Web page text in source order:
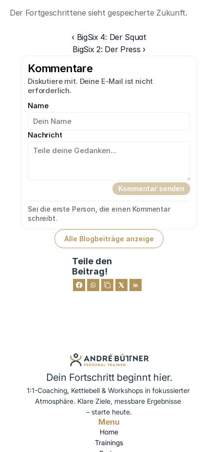
Der Fortgeschrittene sieht gespeicherte Zukunft.
‹ BigSix 4: Der Squat
BigSix 2: Der Press ›
Kommentare
Diskutiere mit. Deine E-Mail ist nicht
erforderlich.
Name
Nachricht
Kommentar senden
Sei die erste Person, die einen Kommentar
schreibt.
Alle Blogbeiträge anzeige
Teile den
Beitrag!
Dein Fortschritt beginnt hier.
1:1-Coaching, Kettlebell & Workshops in fokussierter
Atmosphäre. Klare Ziele, messbare Ergebnisse
– starte heute.
Menu
Home
Trainings